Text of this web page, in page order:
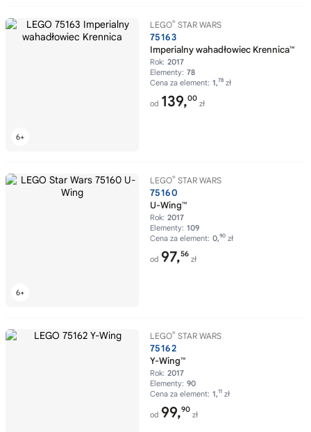
LEGO® STAR WARS
75163
Imperialny wahadłowiec Krennica™
Rok: 2017
Elementy: 78
Cena za element: 1,78 zł
od 139,00
zł
LEGO® STAR WARS
75160
U-Wing™
Rok: 2017
Elementy: 109
Cena za element: 0,90 zł
od 97,56
zł
LEGO® STAR WARS
75162
Y-Wing™
Rok: 2017
Elementy: 90
Cena za element: 1,11 zł
od 99,90
zł